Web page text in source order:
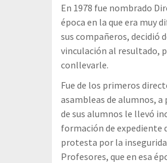
En 1978 fue nombrado
época en la que era muy
sus compañeros, decidió
vinculación al resultado,
conllevarle.
Fue de los primeros
asambleas de alumnos, a
de sus alumnos le llevó
formación de expediente
protesta por la
Profesores, que en esa